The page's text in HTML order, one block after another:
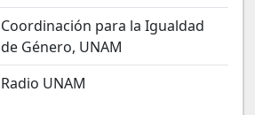
Coordinación para la Igualdad
de Género, UNAM
Radio UNAM